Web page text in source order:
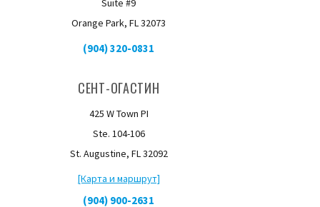
Suite #9
Orange Park, FL 32073
(904) 320-0831
СЕНТ-ОГАСТИН
425 W Town PI
Ste. 104-106
St. Augustine, FL 32092
[Карта и маршрут]
(904) 900-2631